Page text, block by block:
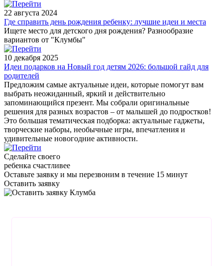
22 августа 2024
Где справить день рождения ребенку: лучшие идеи и места
Ищете место для детского дня рождения? Разнообразие
вариантов от "Клумбы"
10 декабря 2025
Идеи подарков на Новый год детям 2026: большой гайд для
родителей
Предложим самые актуальные идеи, которые помогут вам
выбрать неожиданный, яркий и действительно
запоминающийся презент. Мы собрали оригинальные
решения для разных возрастов – от малышей до подростков!
Это большая тематическая подборка: актуальные гаджеты,
творческие наборы, необычные игры, впечатления и
удивительные новогодние активности.
Сделайте своего
ребенка счастливее
Оставьте заявку и мы перезвоним в течение 15 минут
Оставить заявку